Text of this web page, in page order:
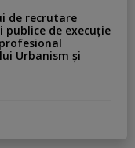
de recrutare
de execuție
Urbanism și